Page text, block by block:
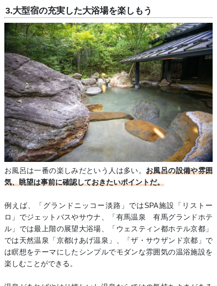
3.大型宿の充実した大浴場を楽しもう
お風呂は一番の楽しみだという人は多い。お風呂の設備や雰囲
気、眺望は事前に確認しておきたいポイントだ。
例えば、「グランドニッコー淡路」ではSPA施設「リストー
ロ」でジェットバスやサウナ、「有馬温泉 有馬グランドホテ
ル」では最上階の展望大浴場、「ウェスティン都ホテル京都」
では天然温泉「京都けあげ温泉」、「ザ・サウザンド京都」で
は瞑想をテーマにしたシンプルでモダンな雰囲気の温浴施設を
楽しむことができる。